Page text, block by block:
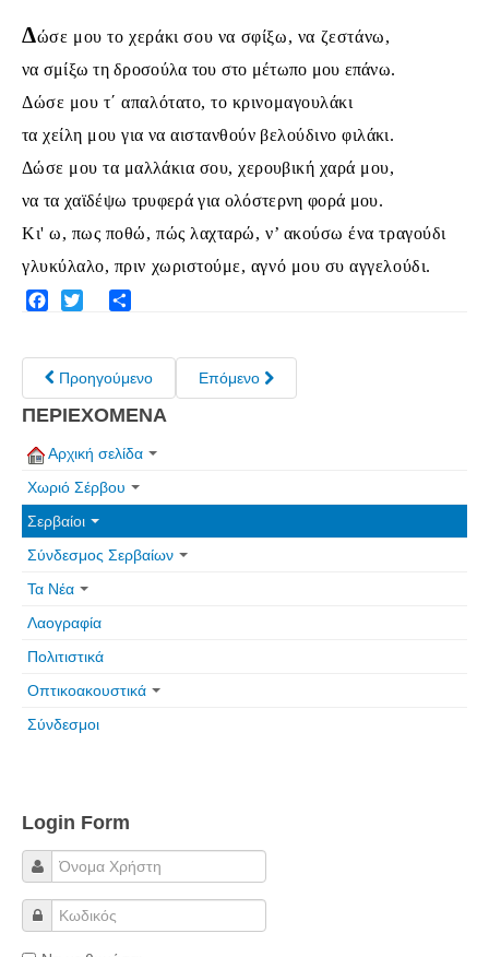
Σερβαίοι Καλλιτέχνες
Γραφή Πατριωτών/Συνεργατών
Σερβαίοι Αγωνιστές/Πεσόντες
Σερβαίοι για το Σέρβου
Εφημερίδα Αρτοζήνος
Ηλεκτρονική έκδοση Αρτοζήνου
Θέματα και δράσεις Συνδέσμου
Η ιστοσελίδα μας
Χάρτης του Site (Sitemap)
Επικοινωνία
Τα Νέα
Τα Τελευταία Νέα
Αυτοί που έφυγαν για πάντα
Δημοτικά Τραγούδια
Videos
Δώσε μου το χεράκι σου να σφίξω, να ζεστάνω,
να σμίξω τη δροσούλα του στο μέτωπο μου επάνω.
Δώσε μου τ΄ απαλότατο, το κρινομαγουλάκι
τα χείλη μου για να αιστανθούν βελούδινο φιλάκι.
Δώσε μου τα μαλλάκια σου, χερουβική χαρά μου,
να τα χαϊδέψω τρυφερά για ολόστερνη φορά μου.
Κι' ω, πως ποθώ, πώς λαχταρώ, ν’ ακούσω ένα τραγούδι
γλυκύλαλο, πριν χωριστούμε, αγνό μου συ αγγελούδι.
Προηγούμενο Επόμενο
ΠΕΡΙΕΧΟΜΕΝΑ
Αρχική σελίδα
Χωριό Σέρβου
Σερβαίοι
Σύνδεσμος Σερβαίων
Τα Νέα
Λαογραφία
Πολιτιστικά
Οπτικοακουστικά
Σύνδεσμοι
Login Form